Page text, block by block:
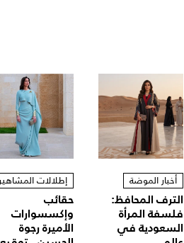
أخبار الموضة
الترف المحافظ:
فلسفة المرأة
السعودية في
إطلالات
حقائب
وإكسسوارات
الأميرة رجوة